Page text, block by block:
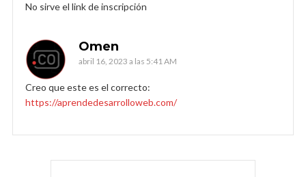
No sirve el link de inscripción
Omen
abril 16, 2023 a las 5:41 AM
Creo que este es el correcto:
https://aprendedesarrolloweb.com/